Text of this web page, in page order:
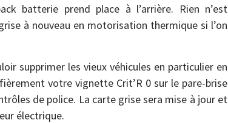
batterie prend place à l’arrière. Rien n’est
à nouveau en motorisation thermique si l’on
supprimer les vieux véhicules en particulier en
votre vignette Crit’R 0 sur le pare-brise
de police. La carte grise sera mise à jour et
électrique.